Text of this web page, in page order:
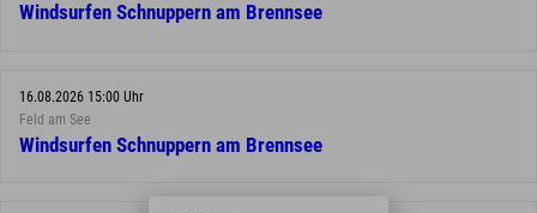
Windsurfen Schnuppern am Brennsee
16.08.2026 15:00 Uhr
Feld am See
Windsurfen Schnuppern am Brennsee